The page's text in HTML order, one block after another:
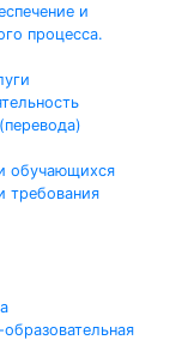
и
процесса.
обучающихся
требования